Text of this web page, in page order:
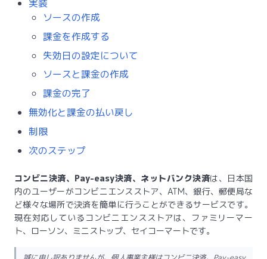
実装
ソースの作成
課金を作成する
失効日の設定について
ソースと課金の作成
課金の完了
無効化と課金の払い戻し
制限
次のステップ
コンビニ決済、Pay-easy決済、ネットバンク決済は、日本国
内のユーザーがコンビニエンスストア、ATM、銀行、郵便局な
ど様々な場所で決済を簡単に行うことができるサービスです。
現在対応しているコンビニエンスストアは、ファミリーマー
ト、ローソン、ミニストップ、セイコーマートです。